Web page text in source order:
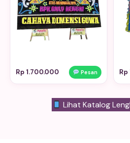
Rp 1.700.000 Pesan
Lihat Katalog